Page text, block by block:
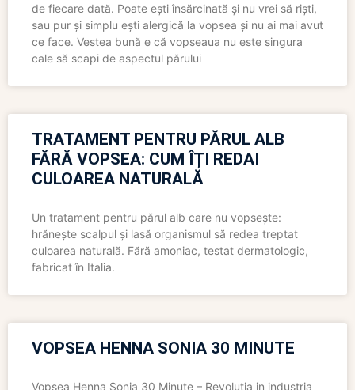
de fiecare dată. Poate ești însărcinată și nu vrei să riști,
sau pur și simplu ești alergică la vopsea și nu ai mai avut
ce face. Vestea bună e că vopseaua nu este singura
cale să scapi de aspectul părului
TRATAMENT PENTRU PĂRUL ALB
FĂRĂ VOPSEA: CUM ÎȚI REDAI
CULOAREA NATURALĂ
Un tratament pentru părul alb care nu vopsește:
hrănește scalpul și lasă organismul să redea treptat
culoarea naturală. Fără amoniac, testat dermatologic,
fabricat în Italia.
VOPSEA HENNA SONIA 30 MINUTE
Vopsea Henna Sonia 30 Minute – Revolutia in industria